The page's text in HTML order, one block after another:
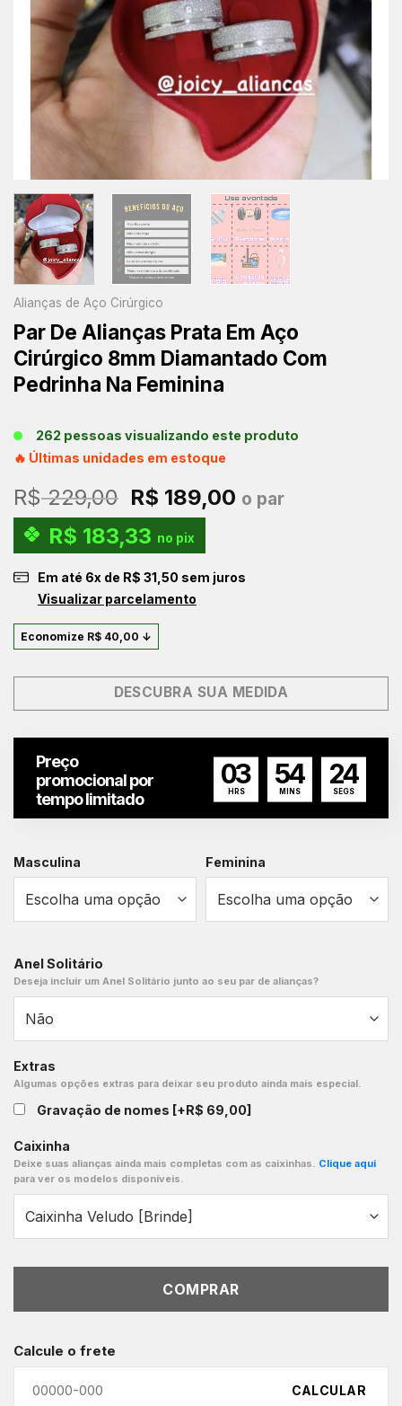
Alianças de Aço Cirúrgico
Par De Alianças Prata Em Aço
Cirúrgico 8mm Diamantado Com
Pedrinha Na Feminina
262 pessoas visualizando este produto
🔥 Últimas unidades em estoque
R$229,00 O
preço
original
era:
R$ 229,00.
R$ 189,00 O
R$ 189,00.
o par
R$ 183,33 no pix
Em até 6x de R$ 31,50 sem juros
Visualizar parcelamento
Economize R$ 40,00 ↓
DESCUBRA SUA MEDIDA
Preço
promocional por
tempo limitado
03
HRS
54
MINS
23
SEGS
Masculina Feminina
Anel Solitário
Deseja incluir um Anel Solitário junto ao seu par de alianças?
Extras
Algumas opções extras para deixar seu produto ainda mais especial.
Gravação de nomes [+R$ 69,00]
Caixinha
Deixe suas alianças ainda mais completas com as caixinhas. Clique aqui
para ver os modelos disponíveis.
COMPRAR
Calcule o frete
CALCULAR